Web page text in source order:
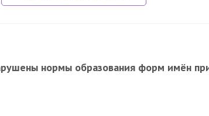
нормы образования форм имён